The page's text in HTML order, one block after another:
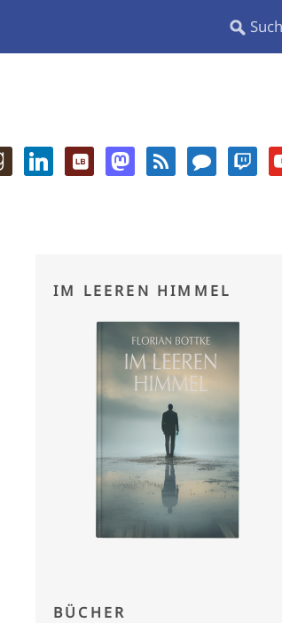
IM LEEREN HIMMEL
BÜCHER